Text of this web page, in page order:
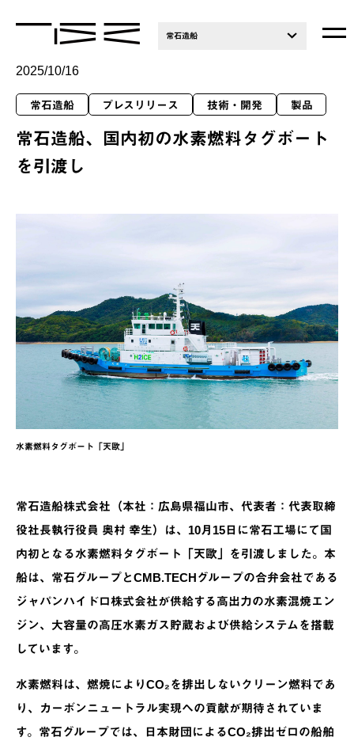
常石造船
2025/10/16
常石造船 プレスリリース 技術・開発 製品
常石造船、国内初の水素燃料タグボート
を引渡し
水素燃料タグボート「天歐」
常石造船株式会社（本社：広島県福山市、代表者：代表取締
役社長執行役員 奥村 幸生）は、10月15日に常石工場にて国
内初となる水素燃料タグボート「天歐」を引渡しました。本
船は、常石グループとCMB.TECHグループの合弁会社である
ジャパンハイドロ株式会社が供給する高出力の水素混焼エン
ジン、大容量の高圧水素ガス貯蔵および供給システムを搭載
しています。
水素燃料は、燃焼によりCO₂を排出しないクリーン燃料であ
り、カーボンニュートラル実現への貢献が期待されていま
す。常石グループでは、日本財団によるCO₂排出ゼロの船舶